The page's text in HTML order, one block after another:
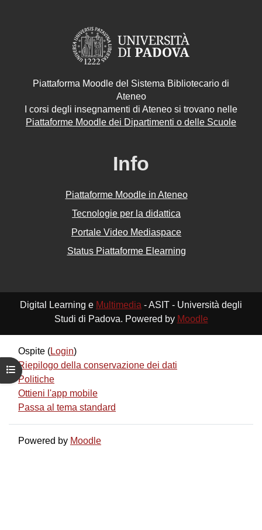
Apri indice del corso
Piattaforma Moodle del Sistema Bibliotecario di
Ateneo
I corsi degli insegnamenti di Ateneo si trovano nelle
Piattaforme Moodle dei Dipartimenti o delle Scuole
Info
Piattaforme Moodle in Ateneo
Tecnologie per la didattica
Portale Video Mediaspace
Status Piattaforme Elearning
Digital Learning e Multimedia - ASIT - Università degli
Studi di Padova. Powered by Moodle
Ospite (Login)
Riepilogo della conservazione dei dati
Politiche
Ottieni l'app mobile
Passa al tema standard
Powered by Moodle